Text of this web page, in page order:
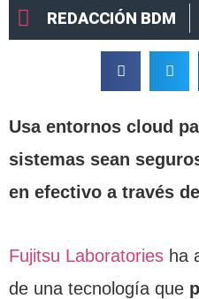
REDACCIÓN BDM
Usa entornos cloud
sistemas sean
en efectivo a través
Fujitsu Laboratories ha
de una tecnología que